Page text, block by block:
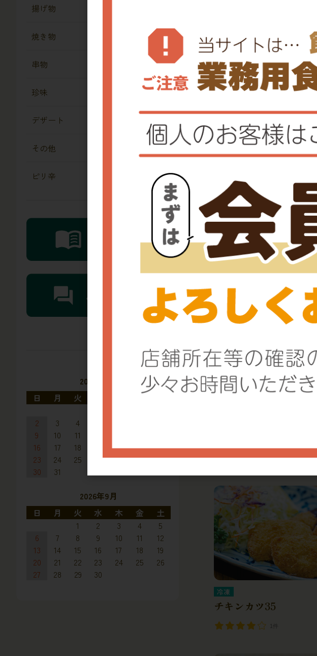
冷凍
1件
冷凍
カキフライ
0件
冷凍
チキンカツ35
揚げ物
焼き物
串物
珍味
デザート
その他
ピリ辛
2026年8月
日
月 火 金
2
3 4
9
10 11
16
17 18 20 21
22
23
24 25 27 28
29
30
31
2026年9月
日
月 火 水 木 金
土
1
2 3 4
5
6
7 8 9 10 11
12
13
14 15 16 17 18
19
20
21 22 23 24 25
26
27
28 29 30